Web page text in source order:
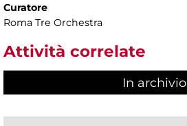
Curatore
Roma Tre Orchestra
Attività correlate
In archivio